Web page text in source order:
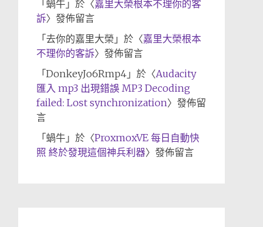
「 蝸牛」於〈嘉里大榮根本不理你的客
訴〉發佈留言
「 去你的嘉里大榮 」於〈嘉里大榮根本
不理你的客訴〉發佈留言
「 DonkeyJo6Rmp4」於〈Audacity
匯入 mp3 出現錯誤 MP3 Decoding
failed: Lost synchronization〉發佈留
言
「 蝸牛」於〈ProxmoxVE 每日自動快
照 終於發現這個神兵利器〉發佈留言